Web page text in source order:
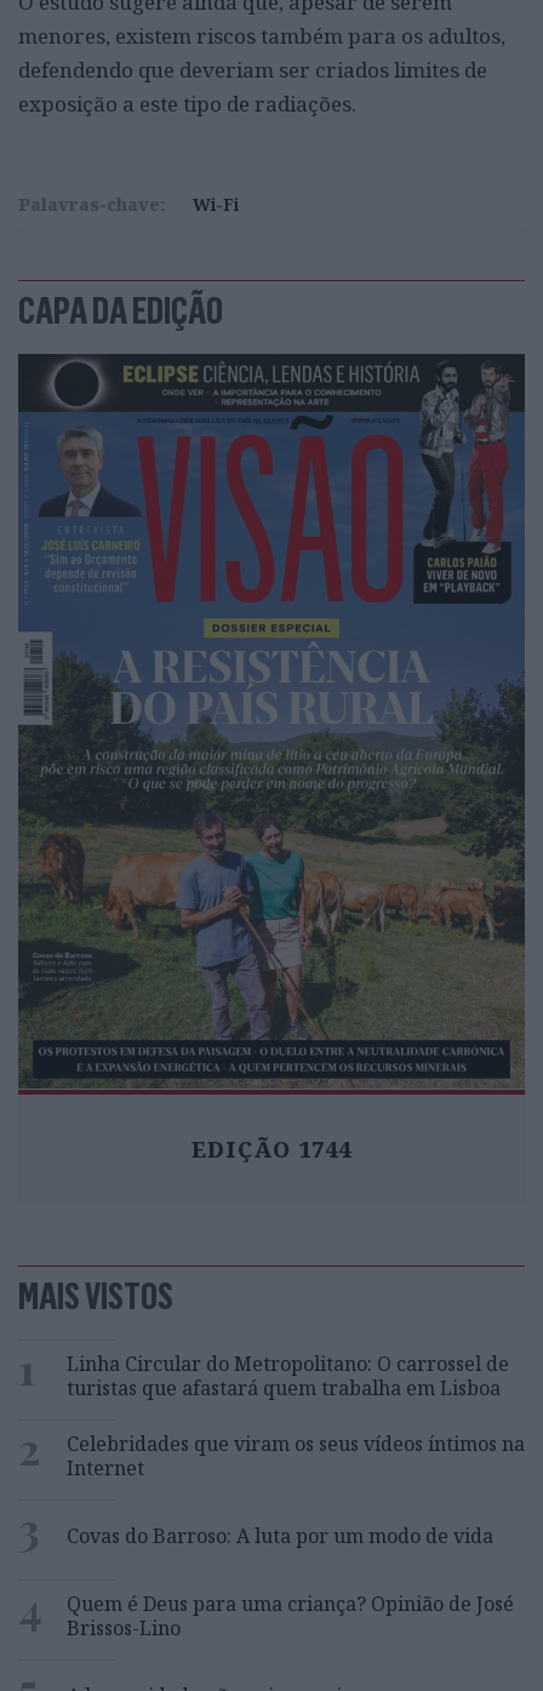
menores, existem riscos também para os adultos,
defendendo que deveriam ser criados limites de
exposição a este tipo de radiações.
Palavras-chave: Wi-Fi
CAPA DA EDIÇÃO
EDIÇÃO 1744
MAIS VISTOS
1
Linha Circular do Metropolitano: O carrossel de
turistas que afastará quem trabalha em Lisboa
2
Celebridades que viram os seus vídeos íntimos na
Internet
3 Covas do Barroso: A luta por um modo de vida
4
Quem é Deus para uma criança? Opinião de José
Brissos-Lino